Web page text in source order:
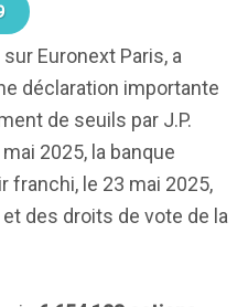
Euronext Paris, a
déclaration importante
de seuils par J.P.
2025, la banque
franchi, le 23 mai 2025,
des droits de vote de la